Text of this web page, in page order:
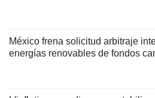
México frena solicitud arbitraje
energías renovables de fondos